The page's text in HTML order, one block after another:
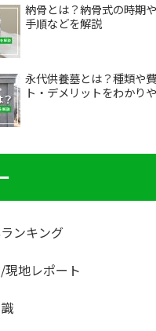
納骨とは？納骨式の時期
手順などを解説
永代供養墓とは？種類や
ト・デメリットをわかり
ンキング
地レポート